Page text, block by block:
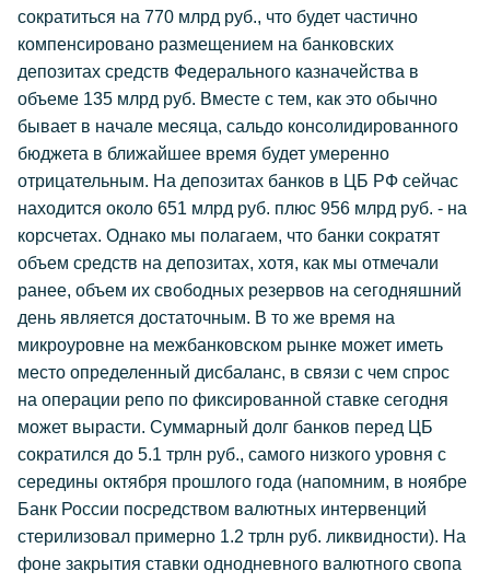
сократиться на 770 млрд руб., что будет частично
компенсировано размещением на банковских
депозитах средств Федерального казначейства в
объеме 135 млрд руб. Вместе с тем, как это обычно
бывает в начале месяца, сальдо консолидированного
бюджета в ближайшее время будет умеренно
отрицательным. На депозитах банков в ЦБ РФ сейчас
находится около 651 млрд руб. плюс 956 млрд руб. - на
корсчетах. Однако мы полагаем, что банки сократят
объем средств на депозитах, хотя, как мы отмечали
ранее, объем их свободных резервов на сегодняшний
день является достаточным. В то же время на
микроуровне на межбанковском рынке может иметь
место определенный дисбаланс, в связи с чем спрос
на операции репо по фиксированной ставке сегодня
может вырасти. Суммарный долг банков перед ЦБ
сократился до 5.1 трлн руб., самого низкого уровня с
середины октября прошлого года (напомним, в ноябре
Банк России посредством валютных интервенций
стерилизовал примерно 1.2 трлн руб. ликвидности). На
фоне закрытия ставки однодневного валютного свопа